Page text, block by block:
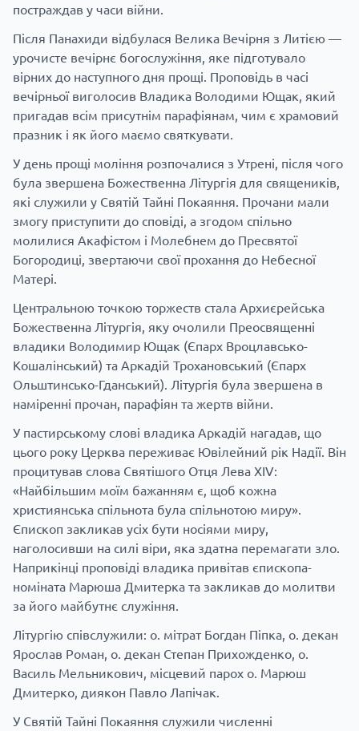
постраждав у часи війни.
Після Панахиди відбулася Велика Вечірня з Литією —
урочисте вечірнє богослужіння, яке підготувало
вірних до наступного дня прощі. Проповідь в часі
вечірньої виголосив Владика Володими Ющак, який
пригадав всім присутнім парафіянам, чим є храмовий
празник і як його маємо святкувати.
У день прощі моління розпочалися з Утрені, після чого
була звершена Божественна Літургія для священиків,
які служили у Святій Тайні Покаяння. Прочани мали
змогу приступити до сповіді, а згодом спільно
молилися Акафістом і Молебнем до Пресвятої
Богородиці, звертаючи свої прохання до Небесної
Матері.
Центральною точкою торжеств стала Архиєрейська
Божественна Літургія, яку очолили Преосвященні
владики Володимир Ющак (Єпарх Вроцлавсько-
Кошалінський) та Аркадій Трохановський (Єпарх
Ольштинсько-Гданський). Літургія була звершена в
наміренні прочан, парафіян та жертв війни.
У пастирському слові владика Аркадій нагадав, що
цього року Церква переживає Ювілейний рік Надії. Він
процитував слова Святішого Отця Лева XIV:
«Найбільшим моїм бажанням є, щоб кожна
християнська спільнота була спільнотою миру».
Єпископ закликав усіх бути носіями миру,
наголосивши на силі віри, яка здатна перемагати зло.
Наприкінці проповіді владика привітав єпископа-
номіната Марюша Дмитерка та закликав до молитви
за його майбутнє служіння.
Літургію співслужили: о. мітрат Богдан Піпка, о. декан
Ярослав Роман, о. декан Степан Прихожденко, о.
Василь Мельникович, місцевий парох о. Марюш
Дмитерко, диякон Павло Лапічак.
У Святій Тайні Покаяння служили численні